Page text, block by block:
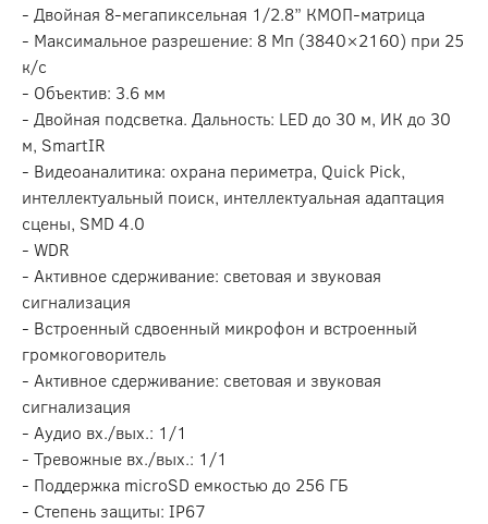
- Двойная 8-мегапиксельная 1/2.8” КМОП-матрица
- Максимальное разрешение: 8 Мп (3840×2160) при 25
к/с
- Объектив: 3.6 мм
- Двойная подсветка. Дальность: LED до 30 м, ИК до 30
м, SmartIR
- Видеоаналитика: охрана периметра, Quick Pick,
интеллектуальный поиск, интеллектуальная адаптация
сцены, SMD 4.0
- WDR
- Активное сдерживание: световая и звуковая
сигнализация
- Встроенный сдвоенный микрофон и встроенный
громкоговоритель
- Активное сдерживание: световая и звуковая
сигнализация
- Аудио вх./вых.: 1/1
- Тревожные вх./вых.: 1/1
- Поддержка microSD емкостью до 256 ГБ
- Степень защиты: IP67